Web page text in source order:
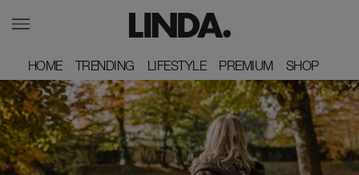
HOME
HOME TRENDING
TRENDING LIFESTYLE
LIFESTYLE PREMIUM
PREMIUM SHOP
SHOP